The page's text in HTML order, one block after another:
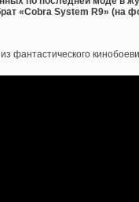
«Cobra System R9» (на
фантастического